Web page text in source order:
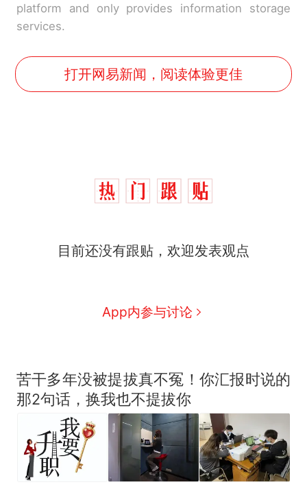
platform and only provides information storage
services.
打开网易新闻，阅读体验更佳
目前还没有跟贴，欢迎发表观点
App内参与讨论
苦干多年没被提拔真不冤！你汇报时说的
那2句话，换我也不提拔你